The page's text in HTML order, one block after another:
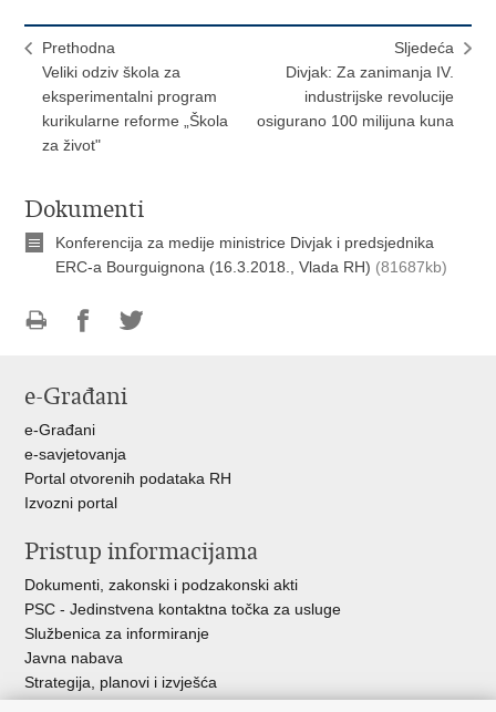
Prethodna
Veliki odziv škola za
eksperimentalni program
kurikularne reforme „Škola
za život"
Sljedeća
Divjak: Za zanimanja IV.
industrijske revolucije
osigurano 100 milijuna kuna
Dokumenti
Konferencija za medije ministrice Divjak i predsjednika
ERC-a Bourguignona (16.3.2018., Vlada RH) (81687kb)
FacebookuTwitteru
e-Građani
e-Građani
e-savjetovanja
Portal otvorenih podataka RH
Izvozni portal
Pristup informacijama
Dokumenti, zakonski i podzakonski akti
PSC - Jedinstvena kontaktna točka za usluge
Službenica za informiranje
Javna nabava
Strategija, planovi i izvješća